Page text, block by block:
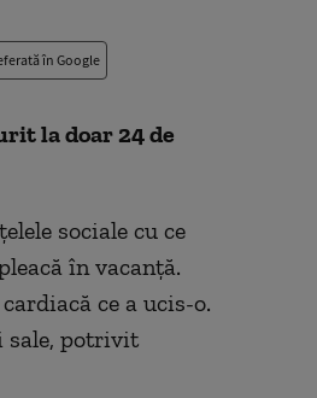
în Google
la doar 24 de
sociale cu ce
în vacanță.
ce a ucis-o.
sale, potrivit